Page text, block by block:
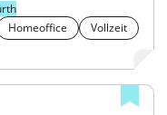
Homeoffice
Vollzeit